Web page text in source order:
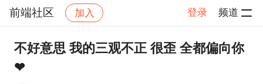
前端社区 加入 登录 频道
社区 前端社区 感慨 帖子详情
不好意思 我的三观不正 很歪 全都偏向你
❤